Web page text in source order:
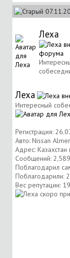
Леха
Леха
Интересный
Регистрация:
Авто: Nissan
Адрес: Казахстан
Сообщений: 2,589
Поблагодарил
Поблагодарили:
Вес репутации: